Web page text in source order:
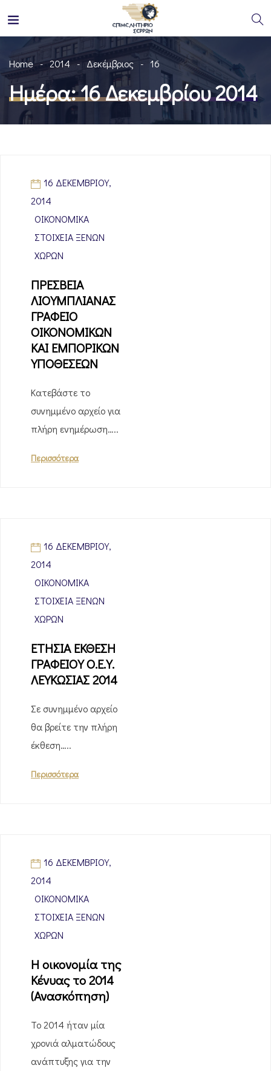
Home 2014 Δεκέμβριος 16
Ημέρα:16 Δεκεμβρίου 2014
16 ΔΕΚΕΜΒΡΊΟΥ,
2014
ΟΙΚΟΝΟΜΙΚΆ
ΣΤΟΙΧΕΊΑ ΞΈΝΩΝ
ΧΩΡΏΝ
ΠΡΕΣΒΕΙΑ
ΛΙΟΥΜΠΛΙΑΝΑΣ
ΓΡΑΦΕΙΟ
ΟΙΚΟΝΟΜΙΚΩΝ
ΚΑΙ ΕΜΠΟΡΙΚΩΝ
ΥΠΟΘΕΣΕΩΝ
Κατεβάστε το
συνημμένο αρχείο για
πλήρη ενημέρωση…..
Περισσότερα
16 ΔΕΚΕΜΒΡΊΟΥ,
2014
ΟΙΚΟΝΟΜΙΚΆ
ΣΤΟΙΧΕΊΑ ΞΈΝΩΝ
ΧΩΡΏΝ
ΕΤΗΣΙΑ ΕΚΘΕΣΗ
ΓΡΑΦΕΙΟΥ Ο.Ε.Υ.
ΛΕΥΚΩΣΙΑΣ 2014
Σε συνημμένο αρχείο
θα βρείτε την πλήρη
έκθεση…..
Περισσότερα
16 ΔΕΚΕΜΒΡΊΟΥ,
2014
ΟΙΚΟΝΟΜΙΚΆ
ΣΤΟΙΧΕΊΑ ΞΈΝΩΝ
ΧΩΡΏΝ
Η οικονομία της
Κένυας το 2014
(Ανασκόπηση)
Το 2014 ήταν μία
χρονιά αλματώδους
ανάπτυξης για την